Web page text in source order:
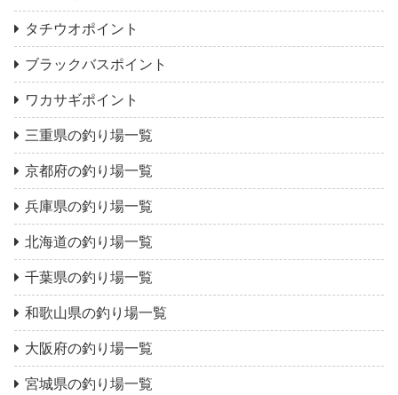
タチウオポイント
ブラックバスポイント
ワカサギポイント
三重県の釣り場一覧
京都府の釣り場一覧
兵庫県の釣り場一覧
北海道の釣り場一覧
千葉県の釣り場一覧
和歌山県の釣り場一覧
大阪府の釣り場一覧
宮城県の釣り場一覧